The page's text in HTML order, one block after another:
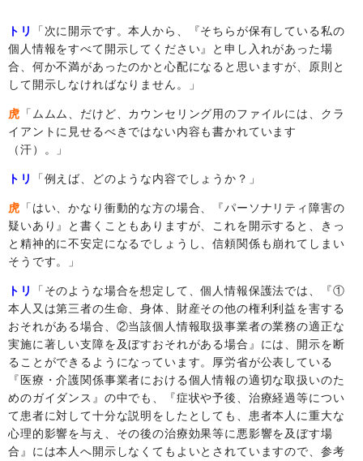
トリ
「次に開示です。本人から、『そちらが保有している私の
個人情報をすべて開示してください』と申し入れがあった場
合、何か不満があったのかと心配になると思いますが、原則と
して開示しなければなりません。」
虎 「ムムム、だけど、カウンセリング用のファイルには、クラ
イアントに見せるべきではない内容も書かれています
（汗）。」
トリ 「例えば、どのような内容でしょうか？」
虎 「はい、かなり衝動的な方の場合、『パーソナリティ障害の
疑いあり』と書くこともありますが、これを開示すると、きっ
と精神的に不安定になるでしょうし、信頼関係も崩れてしまい
そうです。」
トリ
「そのような場合を想定して、個人情報保護法では、『①
本人又は第三者の生命、身体、財産その他の権利利益を害する
おそれがある場合、②当該個人情報取扱事業者の業務の適正な
実施に著しい支障を及ぼすおそれがある場合』には、開示を断
ることができるようになっています。厚労省が公表している
『医療・介護関係事業者における個人情報の適切な取扱いのた
めのガイダンス』の中でも、『症状や予後、治療経過等につい
て患者に対して十分な説明をしたとしても、患者本人に重大な
心理的影響を与え、その後の治療効果等に悪影響を及ぼす場
合』には本人へ開示しなくてもよいとされていますので、参考